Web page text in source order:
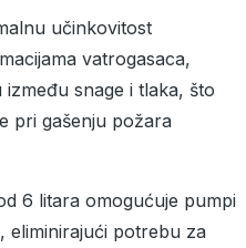
učinkovitost
vatrogasaca,
snage i tlaka, što
pri gašenju požara
6 litara omogućuje pumpi
eliminirajući potrebu za